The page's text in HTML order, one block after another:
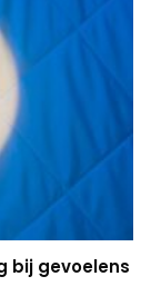
bij gevoelens